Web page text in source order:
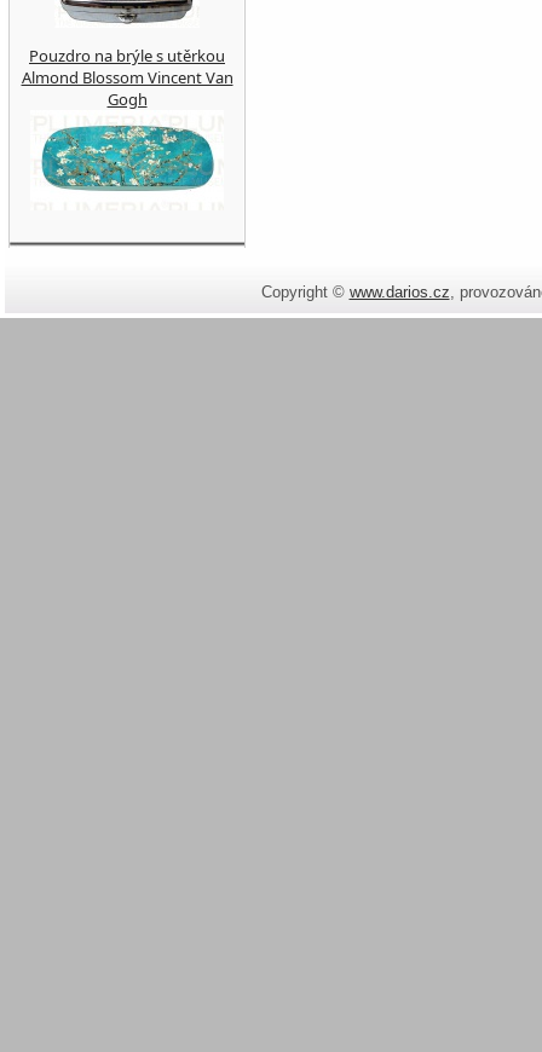
Pouzdro na brýle s utěrkou
Almond Blossom Vincent Van
Gogh
Copyright © www.darios.cz,